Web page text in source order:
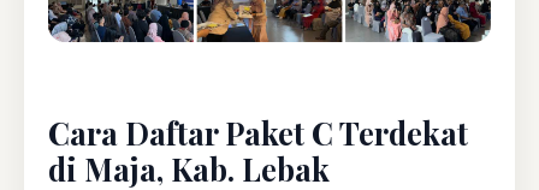
Cara Daftar Paket C Terdekat
di Maja, Kab. Lebak